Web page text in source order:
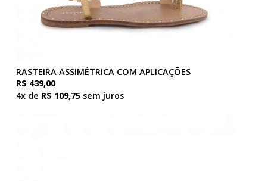
RASTEIRA ASSIMÉTRICA COM APLICAÇÕES
R$ 439,00
4x de R$ 109,75 sem juros